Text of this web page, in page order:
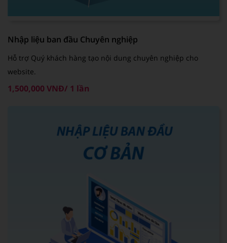
Nhập liệu ban đầu Chuyên nghiệp
Hỗ trợ Quý khách hàng tạo nội dung chuyên nghiệp cho
website.
1,500,000 VNĐ/ 1 lần